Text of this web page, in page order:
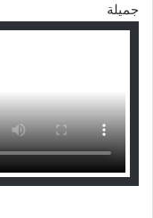
جميلة